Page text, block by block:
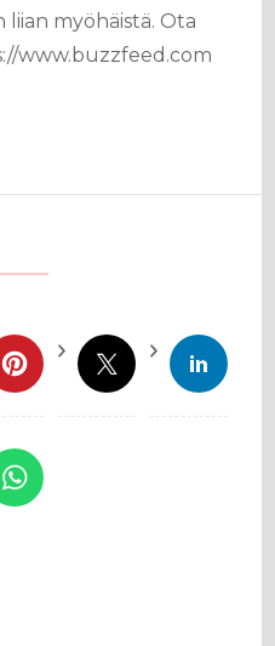
liian myöhäistä. Ota
www.buzzfeed.com